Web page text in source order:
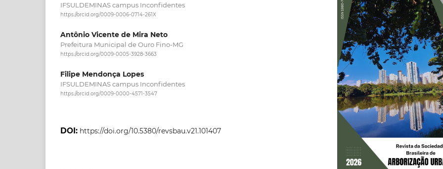
IFSULDEMINAS campus Inconfidentes
https://orcid.org/0009-0006-0714-261X
Antônio Vicente de Mira Neto
Prefeitura Municipal de Ouro Fino-MG
https://orcid.org/0009-0005-3928-3663
Filipe Mendonça Lopes
IFSULDEMINAS campus Inconfidentes
https://orcid.org/0009-0000-4571-3547
DOI: https://doi.org/10.5380/revsbau.v21.101407